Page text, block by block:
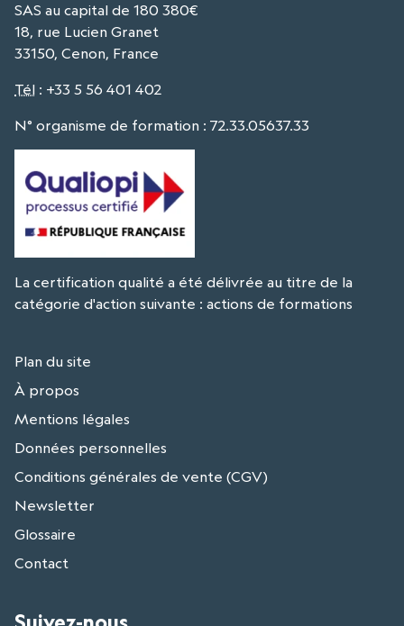
SAS au capital de 180 380€
18, rue Lucien Granet
33150, Cenon, France
Tél : +33 5 56 401 402
N° organisme de formation : 72.33.05637.33
La certification qualité a été délivrée au titre de la
catégorie d'action suivante : actions de formations
Plan du site
À propos
Mentions légales
Données personnelles
Conditions générales de vente (CGV)
Newsletter
Glossaire
Contact